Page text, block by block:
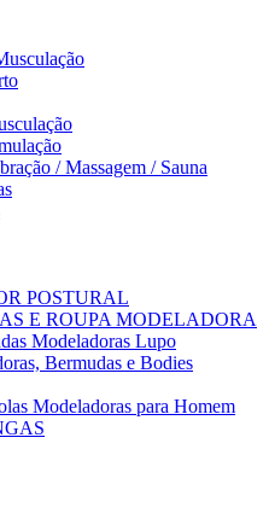
/ Massagem / Sauna
POSTURAL
E ROUPA MODELADORA
Modeladoras Lupo
Bermudas e Bodies
Modeladoras para Homem